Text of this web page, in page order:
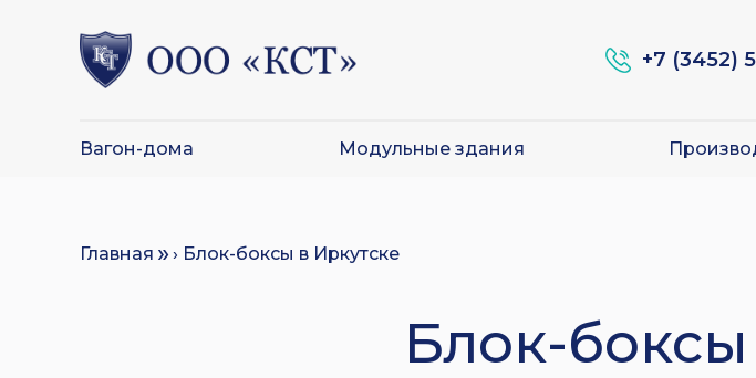
+7 (3452)
Вагон-дома Модульные здания
Главная › Блок-боксы в Иркутске
Блок-